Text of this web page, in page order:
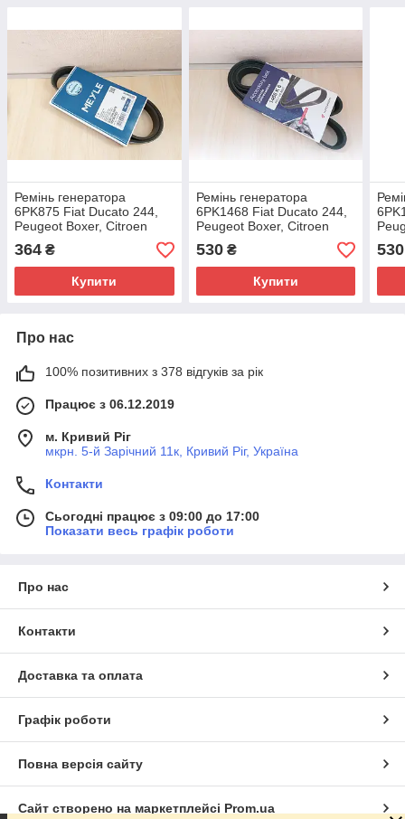
Ремінь генератора
6PK875 Fiat Ducato 244,
Peugeot Boxer, Citroen
2.0/2.2JTD/HDi, 5750XZ
364 ₴
Купити
Ремінь генератора
6PK1468 Fiat Ducato 244,
Peugeot Boxer, Citroen
2.0/2.2, 9638234780
530₴
Купити
2.0/
530
Про нас
100% позитивних з 378 відгуків за рік
Працює з 06.12.2019
м. Кривий Ріг
мкрн. 5-й Зарічний 11к, Кривий Ріг, Україна
Контакти
Сьогодні працює з 09:00 до 17:00
Показати весь графік роботи
Про нас
Контакти
Доставка та оплата
Графік роботи
Повна версія сайту
Сайт створено на маркетплейсі Prom.ua